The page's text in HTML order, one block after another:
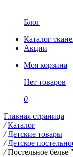
Блог
Каталог
Акции
Моя корзина
Нет товаров
0
Главная страница
/ Каталог
/ Детские товары
/ Детское
/ Постельное белье